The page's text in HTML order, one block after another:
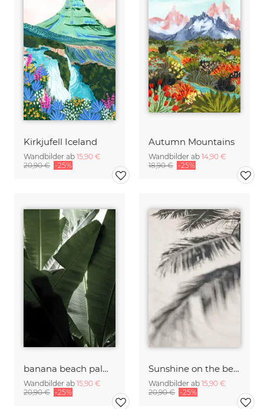
Kirkjufell Iceland
Wandbilder ab 15,90 €
20,90 € -25%
Autumn Mountains
Wandbilder ab 14,90 €
18,90 € -25%
banana beach palm boogy
Wandbilder ab 15,90 €
20,90 € -25%
Sunshine on the beach
Wandbilder ab 15,90 €
20,90 € -25%